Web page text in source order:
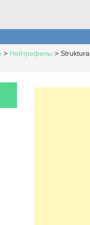
> Нейтрофилы > Struktura